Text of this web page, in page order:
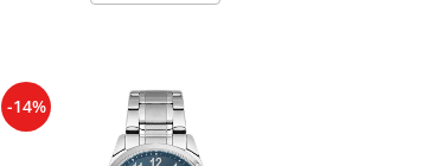
-14%